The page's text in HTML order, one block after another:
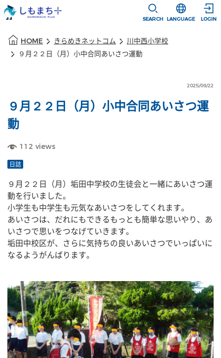
SEARCH
選択すると言
LANGUAGE LOGIN
HOME きらめきネットコム
川中西小学校
９月２２日（月）小中合同あいさつ運動
2025/09/22
９月２２日（月）小中合同あいさつ運
動
112 views
日誌
９月２２日（月）垢田中学校の生徒会と一緒にあいさつ運
動を行いました。
小学生も中学生も元気なあいさつをしてくれます。
あいさつは、だれにもできるもっとも簡単な思いやり、あ
いさつで思いをつなげていきます。
垢田中校区が、さらに気持ちの良いあいさつでいっぱいに
なるようがんばります。